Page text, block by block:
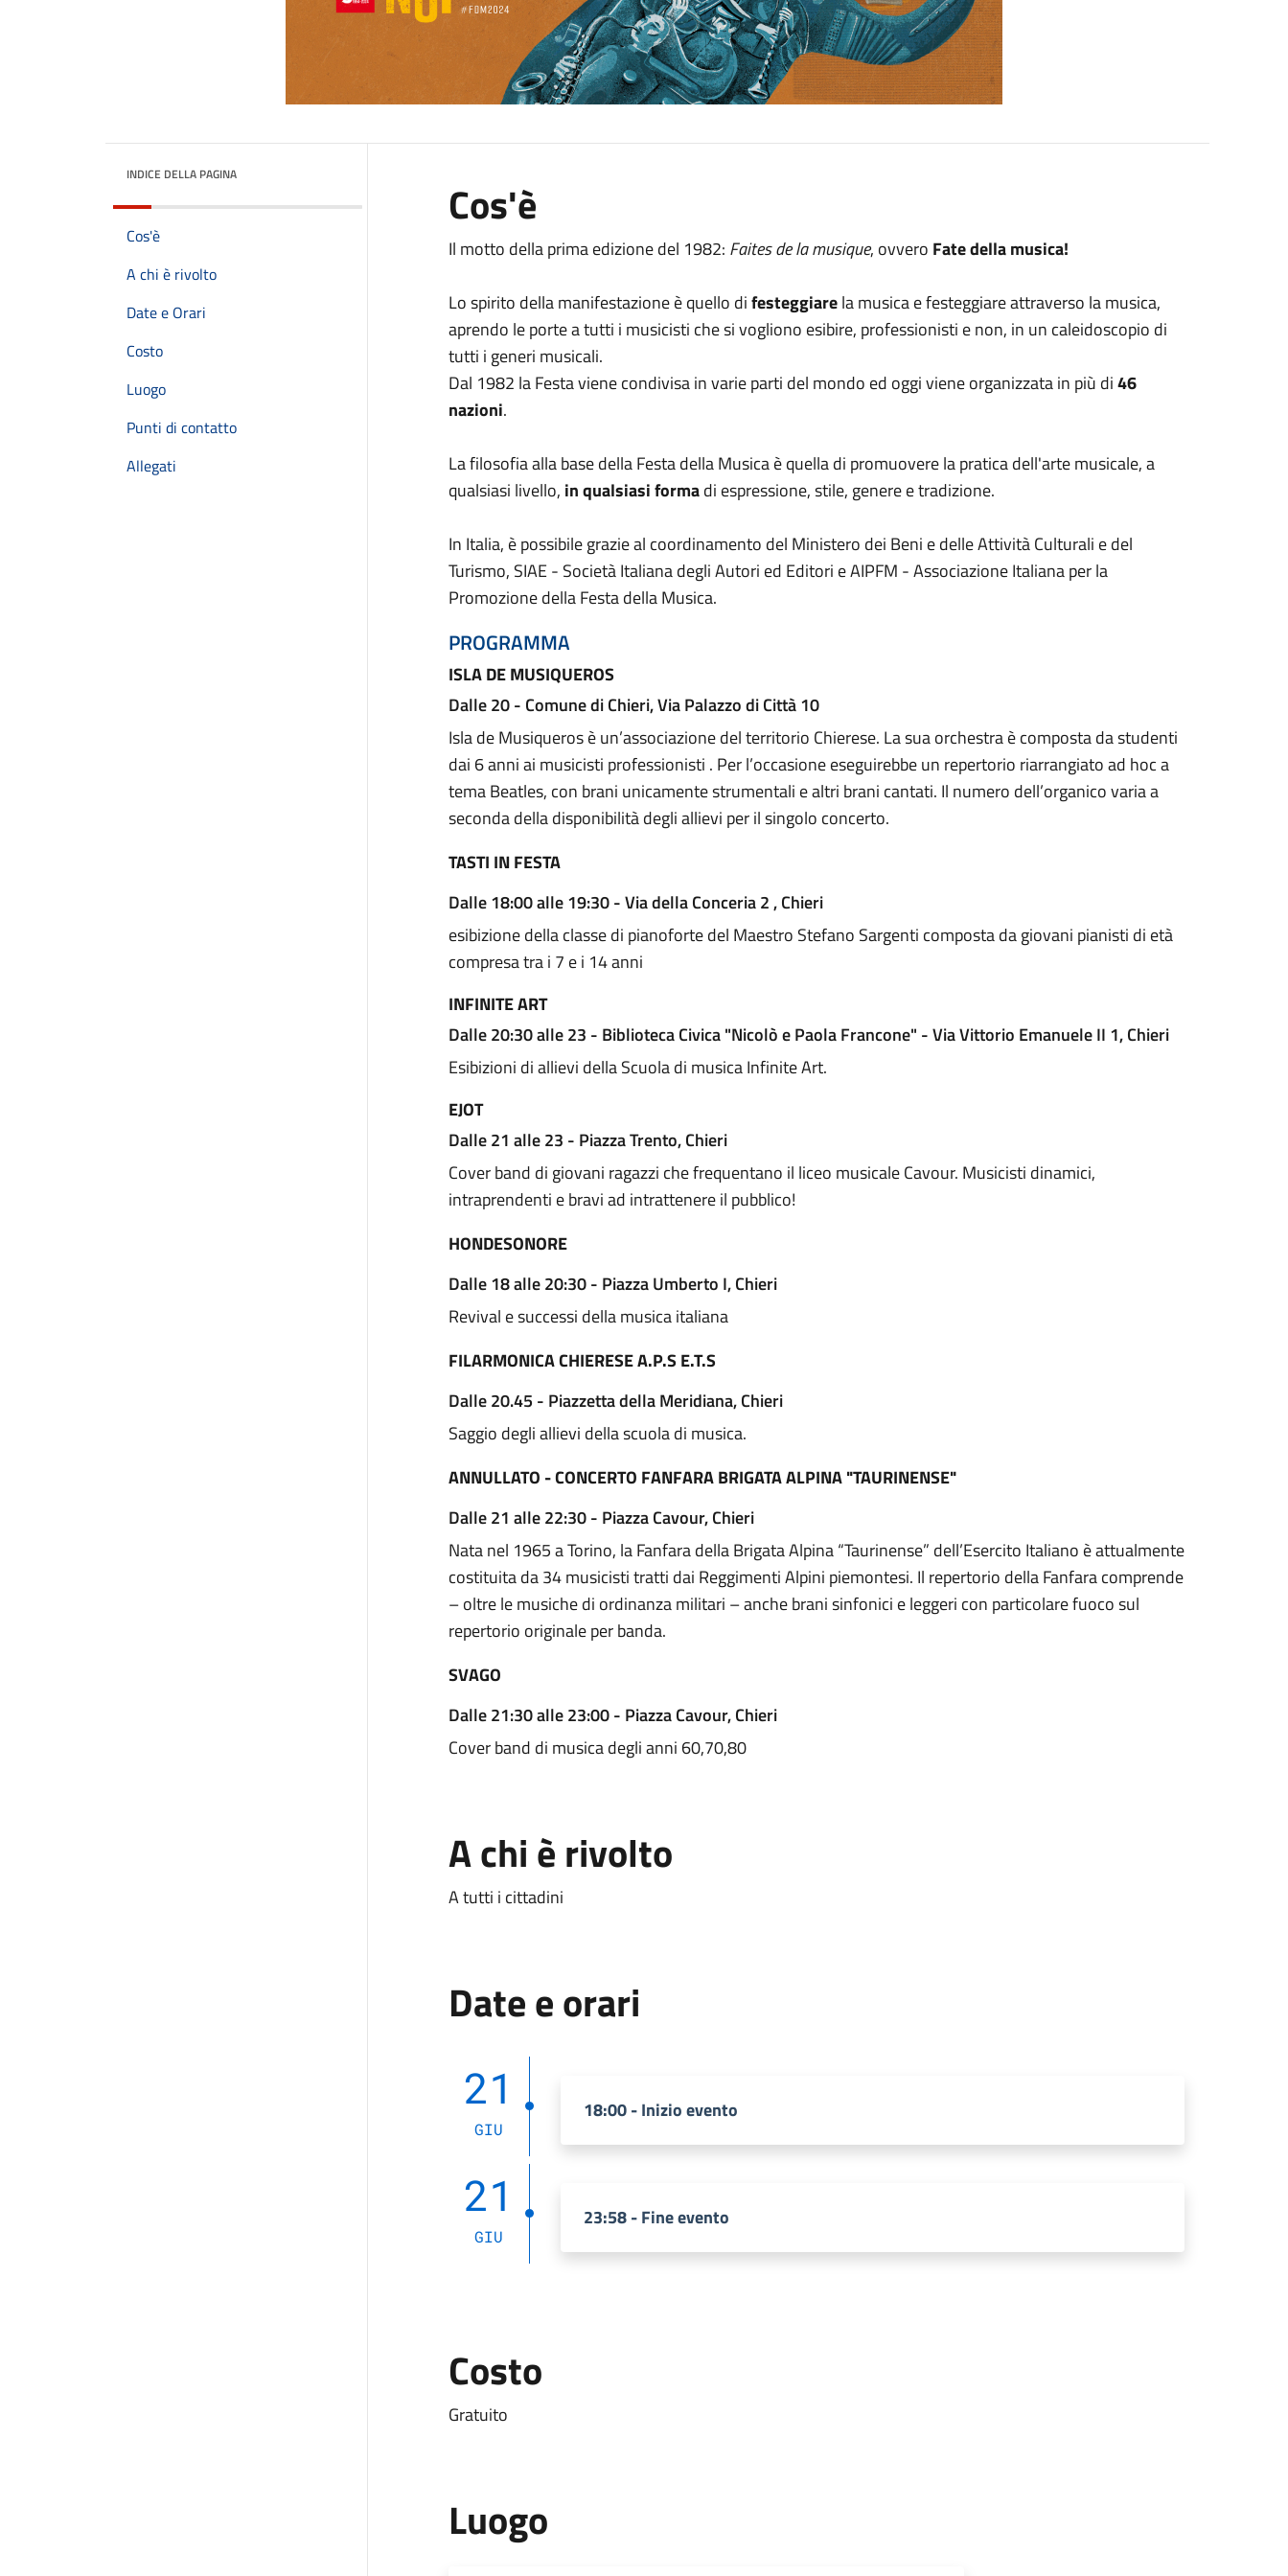
INDICE DELLA PAGINA
Cos'è
A chi è rivolto
Date e Orari
Costo
Luogo
Punti di contatto
Allegati
Cos'è
Il motto della prima edizione del 1982: Faites de la musique, ovvero Fate della musica!
Lo spirito della manifestazione è quello difesteggiarela musica e festeggiare attraverso la musica,
aprendo le porte a tutti i musicisti che si vogliono esibire, professionisti e non, in un caleidoscopio di
tutti i generi musicali.
Dal 1982 la Festa viene condivisa in varie parti del mondo ed oggi viene organizzata in più di46
nazioni.
La filosofia alla base della Festa della Musica è quella di promuovere la pratica dell'arte musicale, a
qualsiasi livello, in qualsiasi formadi espressione, stile, genere e tradizione.
In Italia, è possibile grazie al coordinamento del Ministero dei Beni e delle Attività Culturali e del
Turismo, SIAE - Società Italiana degli Autori ed Editori e AIPFM - Associazione Italiana per la
Promozione della Festa della Musica.
PROGRAMMA
ISLA DE MUSIQUEROS
Dalle 20 - Comune di Chieri, Via Palazzo di Città 10
Isla de Musiqueros è un’associazione del territorio Chierese. La sua orchestra è composta da studenti
dai 6 anni ai musicisti professionisti . Per l’occasione eseguirebbe un repertorio riarrangiato ad hoc a
tema Beatles, con brani unicamente strumentali e altri brani cantati. Il numero dell’organico varia a
seconda della disponibilità degli allievi per il singolo concerto.
TASTI IN FESTA
Dalle 18:00 alle 19:30 - Via della Conceria 2 , Chieri
esibizione della classe di pianoforte del Maestro Stefano Sargenti composta da giovani pianisti di età
compresa tra i 7 e i 14 anni
INFINITE ART
Dalle 20:30 alle 23 - Biblioteca Civica "Nicolò e Paola Francone" - Via Vittorio Emanuele II 1, Chieri
Esibizioni di allievi della Scuola di musica Infinite Art.
EJOT
Dalle 21 alle 23 - Piazza Trento, Chieri
Cover band di giovani ragazzi che frequentano il liceo musicale Cavour. Musicisti dinamici,
intraprendenti e bravi ad intrattenere il pubblico!
HONDESONORE
Dalle 18 alle 20:30 - Piazza Umberto I, Chieri
Revival e successi della musica italiana
FILARMONICA CHIERESE A.P.S E.T.S
Dalle 20.45 - Piazzetta della Meridiana, Chieri
Saggio degli allievi della scuola di musica.
ANNULLATO - CONCERTO FANFARA BRIGATA ALPINA "TAURINENSE"
Dalle 21 alle 22:30 - Piazza Cavour, Chieri
Nata nel 1965 a Torino, la Fanfara della Brigata Alpina “Taurinense” dell’Esercito Italiano è attualmente
costituita da 34 musicisti tratti dai Reggimenti Alpini piemontesi. Il repertorio della Fanfara comprende
– oltre le musiche di ordinanza militari – anche brani sinfonici e leggeri con particolare fuoco sul
repertorio originale per banda.
SVAGO
Dalle 21:30 alle 23:00 - Piazza Cavour, Chieri
Cover band di musica degli anni 60,70,80
A chi è rivolto
A tutti i cittadini
Date e orari
21
GIU
18:00 - Inizio evento
21
GIU
23:58 - Fine evento
Costo
Gratuito
Luogo